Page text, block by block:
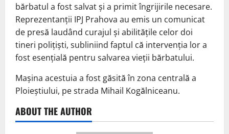
bărbatul a fost salvat și a primit îngrijirile necesare.
Reprezentanții IPJ Prahova au emis un comunicat
de presă laudând curajul și abilitățile celor doi
tineri polițiști, subliniind faptul că intervenția lor a
fost esențială pentru salvarea vieții bărbatului.
Mașina acestuia a fost găsită în zona centrală a
Ploieștiului, pe strada Mihail Kogălniceanu.
ABOUT THE AUTHOR